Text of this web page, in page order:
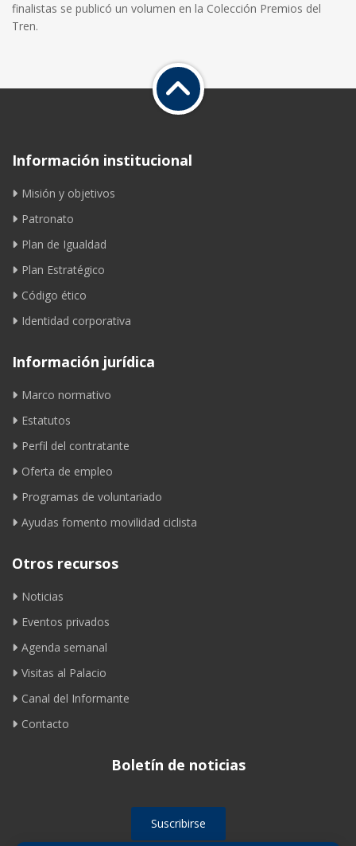
finalistas se publicó un volumen en la Colección Premios del
Tren.
Información institucional
Misión y objetivos
Patronato
Plan de Igualdad
Plan Estratégico
Código ético
Identidad corporativa
Información jurídica
Marco normativo
Estatutos
Perfil del contratante
Oferta de empleo
Programas de voluntariado
Ayudas fomento movilidad ciclista
Otros recursos
Noticias
Eventos privados
Agenda semanal
Visitas al Palacio
Canal del Informante
Contacto
Boletín de noticias
Suscribirse